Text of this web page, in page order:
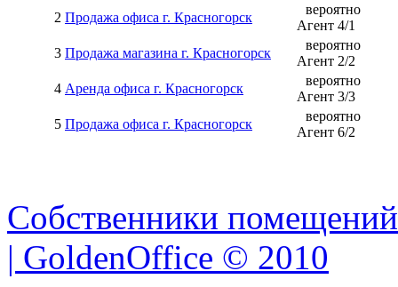
2 Продажа офиса г. Красногорск
вероятно
Агент 4/1
3 Продажа магазина г. Красногорск
вероятно
Агент 2/2
4 Аренда офиса г. Красногорск
вероятно
Агент 3/3
5 Продажа офиса г. Красногорск
вероятно
Агент 6/2
Собственники
| GoldenOffice © 2010